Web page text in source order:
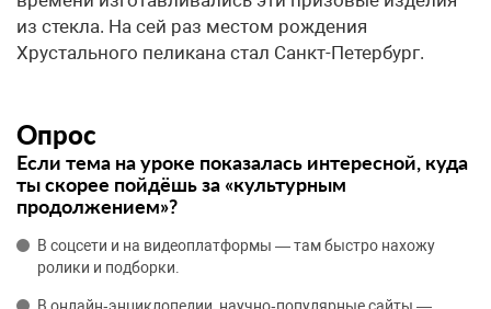
из стекла. На сей раз местом рождения
Хрустального пеликана стал Санкт-Петербург.
Опрос
Если тема на уроке показалась интересной, куда
ты скорее пойдёшь за «культурным
продолжением»?
В соцсети и на видеоплатформы — там быстро нахожу
ролики и подборки.
В онлайн‑энциклопедии, научно‑популярные сайты —